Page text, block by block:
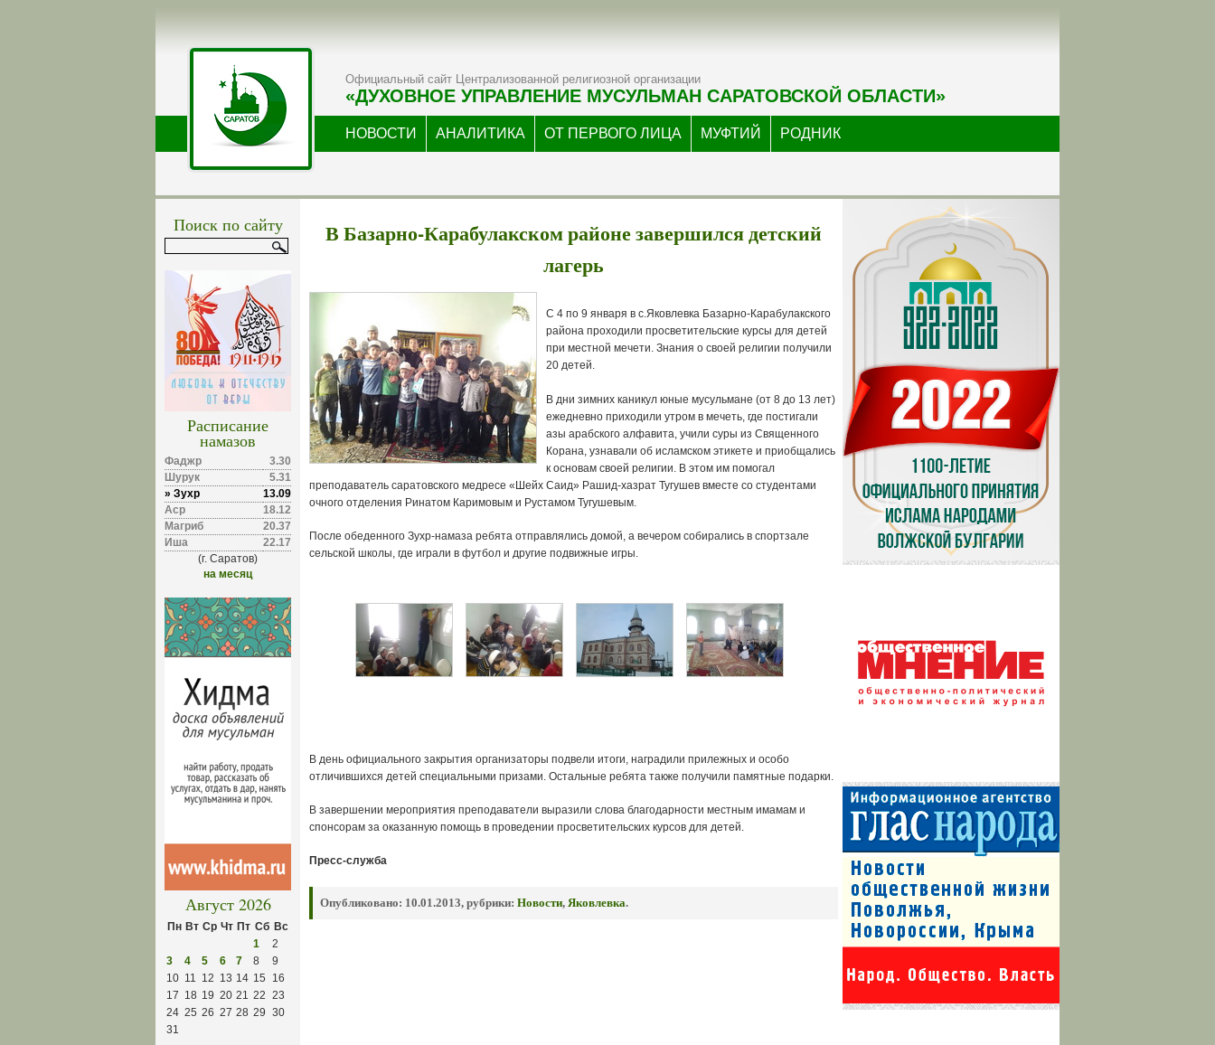
Официальный сайт Централизованной религиозной организации
«ДУХОВНОЕ УПРАВЛЕНИЕ МУСУЛЬМАН САРАТОВСКОЙ ОБЛАСТИ»
НОВОСТИ АНАЛИТИКА ОТ ПЕРВОГО ЛИЦА МУФТИЙ РОДНИК
Поиск по сайту
Расписание
намазов
Фаджр
3.30
Шурук
5.31
» Зухр
13.09
Аср
18.12
Магриб
20.37
Иша
22.17
(г. Саратов)
на месяц
Август 2026
Пн Вт Ср Чт Пт Сб Вс
1
2
3
4 5 6 7 8
9
10 11 12 13 14 15
16
17 18 19 20 21 22 23
24 25 26 27 28 29 30
31
В Базарно-Карабулакском районе завершился детский
лагерь
С 4 по 9 января в с.Яковлевка Базарно-Карабулакского
района проходили просветительские курсы для детей
при местной мечети. Знания о своей религии получили
20 детей.
В дни зимних каникул юные мусульмане (от 8 до 13 лет)
ежедневно приходили утром в мечеть, где постигали
азы арабского алфавита, учили суры из Священного
Корана, узнавали об исламском этикете и приобщались
к основам своей религии. В этом им помогал
преподаватель саратовского медресе «Шейх Саид» Рашид-хазрат Тугушев вместе со студентами
очного отделения Ринатом Каримовым и Рустамом Тугушевым.
После обеденного Зухр-намаза ребята отправлялись домой, а вечером собирались в спортзале
сельской школы, где играли в футбол и другие подвижные игры.
В день официального закрытия организаторы подвели итоги, наградили прилежных и особо
отличившихся детей специальными призами. Остальные ребята также получили памятные подарки.
В завершении мероприятия преподаватели выразили слова благодарности местным имамам и
спонсорам за оказанную помощь в проведении просветительских курсов для детей.
Пресс-служба
Опубликовано: 10.01.2013, рубрики: Новости, Яковлевка.